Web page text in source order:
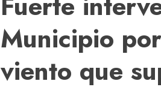
Municipio
viento que